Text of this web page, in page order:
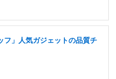
フ」人気ガジェットの品質チ